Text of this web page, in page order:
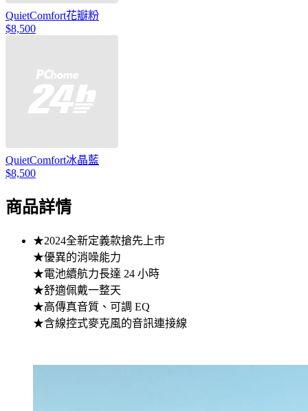
QuietComfort花瓣粉
$8,500
QuietComfort冰晶藍
$8,500
商品詳情
★2024全新定義款搶先上市
★優異的消噪能力
★電池續航力長達 24 小時
★舒適佩戴一整天
★高傳真音質、可調 EQ
★含線控式麥克風的音訊連接線